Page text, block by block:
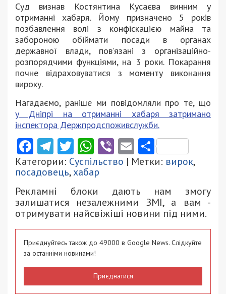
Суд визнав Костянтина Кусаєва винним у
отриманні хабаря. Йому призначено 5 років
позбавлення волі з конфіскацією майна та
забороною обіймати посади в органах
державної влади, пов’язані з організаційно-
розпорядчими функціями, на 3 роки. Покарання
почне відраховуватися з моменту виконання
вироку.
Нагадаємо, раніше ми повідомляли про те, що
у Дніпрі на отриманні хабаря затримано
інспектора Держпродспоживслужби.
Facebook
Telegram
Twitter
WhatsApp
ViberEmail
Категории: Суспільство | Метки: вирок,
посадовець,хабар
Рекламні блоки дають нам змогу
залишатися незалежними ЗМІ, а вам -
отримувати найсвіжіші новини під ними.
Приєднуйтесь також до 49000 в Google News. Слідкуйте
за останніми новинами!
Приєднатися